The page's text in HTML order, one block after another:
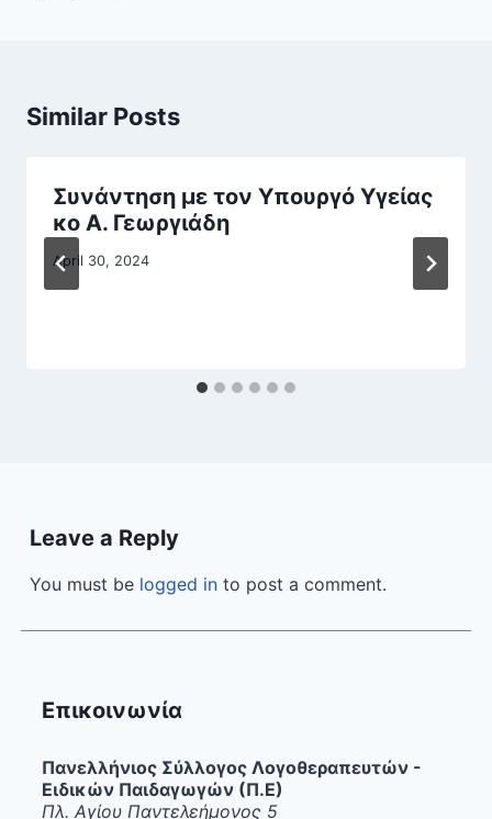
Similar Posts
Συνάντηση με τον Υπουργό Υγείας
κο Α. Γεωργιάδη
April 30, 2024
Leave a Reply
You must be logged in to post a comment.
Επικοινωνία
Πανελλήνιος Σύλλογος Λογοθεραπευτών -
Ειδικών Παιδαγωγών (Π.Ε)
Πλ. Αγίου Παντελεήμονος 5